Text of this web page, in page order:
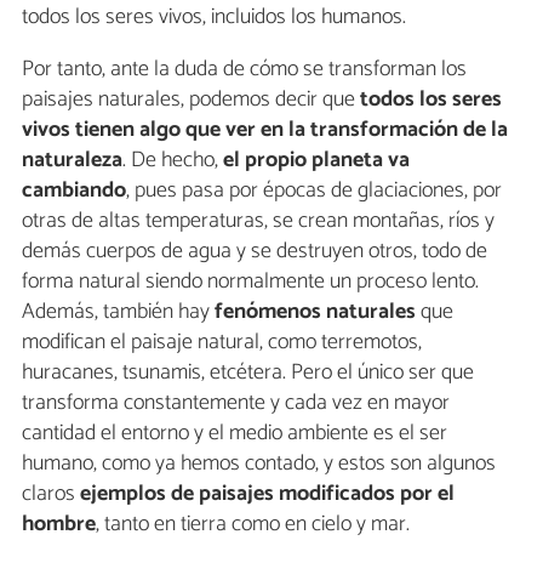
todos los seres vivos, incluidos los humanos.
Por tanto, ante la duda de cómo se transforman los
paisajes naturales, podemos decir quetodos los seres
vivos tienen algo que ver en la transformación de la
naturaleza. De hecho,el propio planeta va
cambiando, pues pasa por épocas de glaciaciones, por
otras de altas temperaturas, se crean montañas, ríos y
demás cuerpos de agua y se destruyen otros, todo de
forma natural siendo normalmente un proceso lento.
Además, también hayfenómenos naturalesque
modifican el paisaje natural, como terremotos,
huracanes, tsunamis, etcétera. Pero el único ser que
transforma constantemente y cada vez en mayor
cantidad el entorno y el medio ambiente es el ser
humano, como ya hemos contado, y estos son algunos
clarosejemplos de paisajes modificados por el
hombre, tanto en tierra como en cielo y mar.